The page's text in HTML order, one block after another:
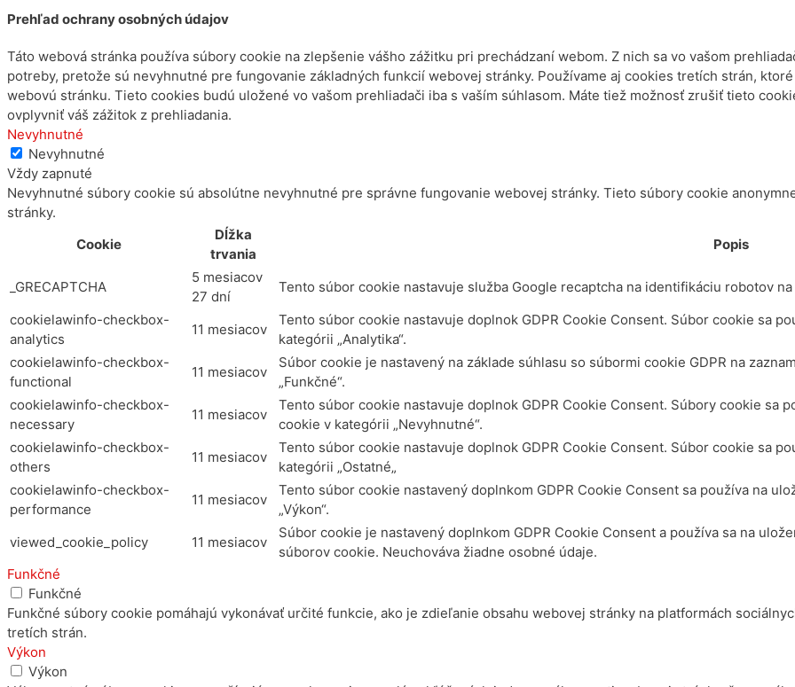
Prehľad ochrany osobných údajov
Táto webová stránka používa súbory cookie na zlepšenie vášho zážitku pri prechádzaní webom. Z nich sa vo vašom
potreby, pretože sú nevyhnutné pre fungovanie základných funkcií webovej stránky. Používame aj cookies tretích strán,
webovú stránku. Tieto cookies budú uložené vo vašom prehliadači iba s vaším súhlasom. Máte tiež možnosť zrušiť tieto
ovplyvniť váš zážitok z prehliadania.
Nevyhnutné
Nevyhnutné
Vždy zapnuté
Nevyhnutné súbory cookie sú absolútne nevyhnutné pre správne fungovanie webovej stránky. Tieto súbory cookie
stránky.
Cookie
Dĺžka
trvania
Popis
_GRECAPTCHA
5 mesiacov
27 dní
Tento súbor cookie nastavuje služba Google recaptcha na identifikáciu robotov
cookielawinfo-checkbox-
analytics
11 mesiacov
Tento súbor cookie nastavuje doplnok GDPR Cookie Consent. Súbor cookie sa
kategórii „Analytika“.
cookielawinfo-checkbox-
functional
11 mesiacov
Súbor cookie je nastavený na základe súhlasu so súbormi cookie GDPR na
„Funkčné“.
cookielawinfo-checkbox-
necessary
11 mesiacov
Tento súbor cookie nastavuje doplnok GDPR Cookie Consent. Súbory cookie sa
cookie v kategórii „Nevyhnutné“.
cookielawinfo-checkbox-
others
11 mesiacov
Tento súbor cookie nastavuje doplnok GDPR Cookie Consent. Súbor cookie sa
kategórii „Ostatné„
cookielawinfo-checkbox-
performance
11 mesiacov
Tento súbor cookie nastavený doplnkom GDPR Cookie Consent sa používa na
„Výkon“.
viewed_cookie_policy
11 mesiacov
Súbor cookie je nastavený doplnkom GDPR Cookie Consent a používa sa na
súborov cookie. Neuchováva žiadne osobné údaje.
Funkčné
Funkčné
Funkčné súbory cookie pomáhajú vykonávať určité funkcie, ako je zdieľanie obsahu webovej stránky na platformách
tretích strán.
Výkon
Výkon